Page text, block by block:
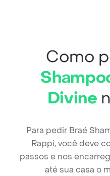
Como
Divine
Para pedir Braé
Rappi, você deve
passos e nos
até sua casa o